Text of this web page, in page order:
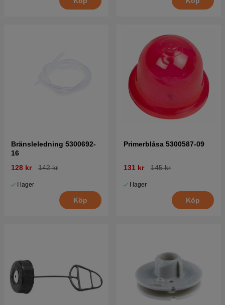
Bränsleledning 5300692-
16
128 kr
142 kr
I lager
Köp
Primerblåsa 5300587-09
131 kr 145 kr
I lager
Köp